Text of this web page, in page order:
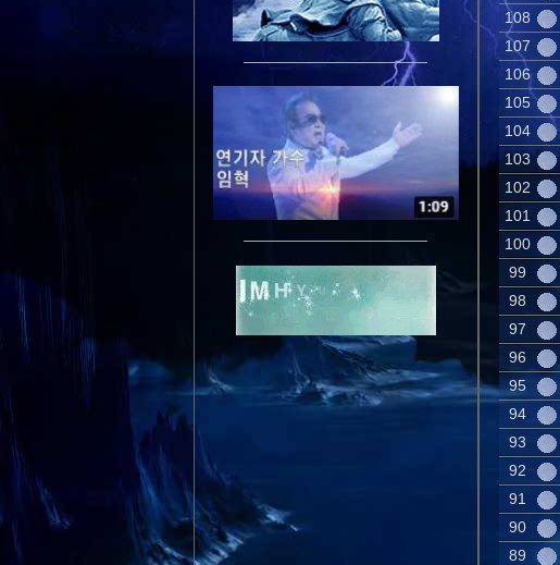
108
107
106
105
104
103
102
101
100
99
98
97
96
95
94
93
92
91
90
89